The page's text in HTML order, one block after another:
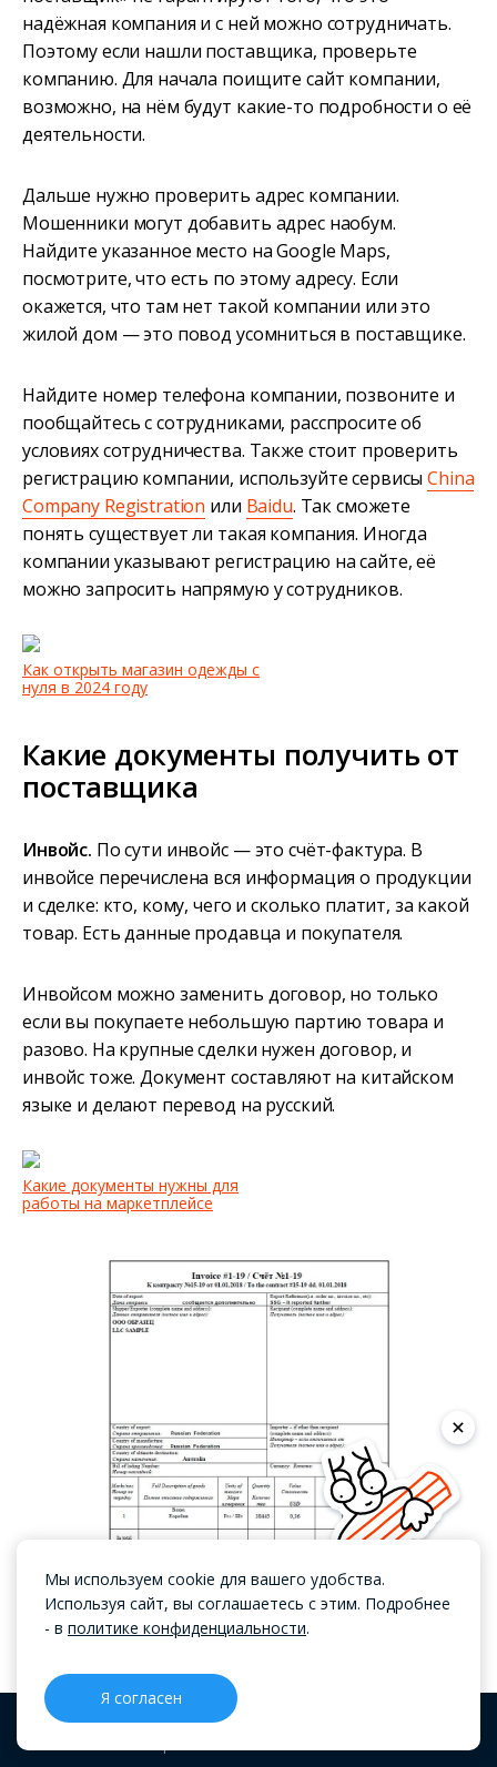
надёжная компания и с ней можно сотрудничать.
Поэтому если нашли поставщика, проверьте
компанию. Для начала поищите сайт компании,
возможно, на нём будут какие-то подробности о её
деятельности.
Дальше нужно проверить адрес компании.
Мошенники могут добавить адрес наобум.
Найдите указанное место на Google Maps,
посмотрите, что есть по этому адресу. Если
окажется, что там нет такой компании или это
жилой дом — это повод усомниться в поставщике.
Найдите номер телефона компании, позвоните и
пообщайтесь с сотрудниками, расспросите об
условиях сотрудничества. Также стоит проверить
регистрацию компании, используйте сервисыChina
Company Registration или Baidu. Так сможете
понять существует ли такая компания. Иногда
компании указывают регистрацию на сайте, её
можно запросить напрямую у сотрудников.
Как открыть магазин одежды с
нуля в 2024 году
Какие документы получить от
поставщика
Инвойс. По сути инвойс — это счёт-фактура. В
инвойсе перечислена вся информация о продукции
и сделке: кто, кому, чего и сколько платит, за какой
товар. Есть данные продавца и покупателя.
Инвойсом можно заменить договор, но только
если вы покупаете небольшую партию товара и
разово. На крупные сделки нужен договор, и
инвойс тоже. Документ составляют на китайском
языке и делают перевод на русский.
Какие документы нужны для
работы на маркетплейсе
Упаковочный лист.Документ нужен перевозчику
для доставки товара, его проверяют на таможне. В
Мы используем cookie для вашего удобства.
Используя сайт, вы соглашаетесь с этим. Подробнее
- в политике конфиденциальности.
Я согласен